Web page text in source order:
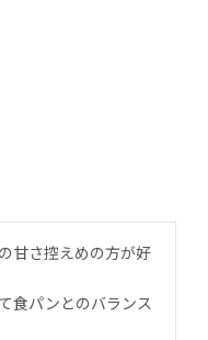
甘さ控えめの方が好
食パンとのバランス